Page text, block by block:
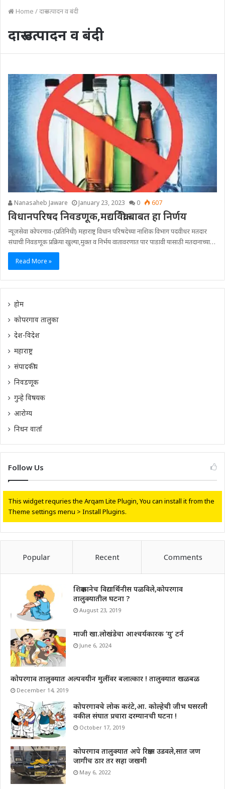
Home /दारू उत्पादन व बंदी
दारू उत्पादन व बंदी
Nanasaheb Jaware January 23, 2023 0 607
विधानपरिषद निवडणूक,मद्यविक्री बाबत हा निर्णय
न्यूजसेवा कोपरगाव-(प्रतिनिधी) महाराष्ट्र विधान परिषदेच्या नाशिक विभाग पदवीधर मतदार
संघाची निवडणूक प्रक्रिया खुल्या,मुक्त व निर्भय वातावरणात पार पाडावी यासाठी मतदानाच्या…
Read More »
होम
कोपरगाव तालुका
देश-विदेश
महाराष्ट्र
संपादकीय
निवडणूक
गुन्हे विषयक
आरोग्य
निधन वार्ता
Follow Us
This widget requries the Arqam Lite Plugin, You can install it from the
Theme settings menu > Install Plugins.
Popular Recent Comments
शिक्षकानेच विद्यार्थिनीस पळविले,कोपरगाव
तालुक्यातील घटना ?
August 23, 2019
माजी खा.लोखंडेचा आश्चर्यकारक ‘यु’ टर्न
June 6, 2024
कोपरगाव तालुक्यात अल्पवयीन मुलींवर बलात्कार ! तालुक्यात खळबळ
December 14, 2019
कोपरगावचे लोक करंटे,आ. कोल्हेची जीभ घसरली
वकील संघात प्रचारा दरम्यानची घटना !
October 17, 2019
कोपरगाव तालुक्यात अपे रिक्षास उडवले,सात जण
जागीच ठार तर सहा जखमी
May 6, 2022